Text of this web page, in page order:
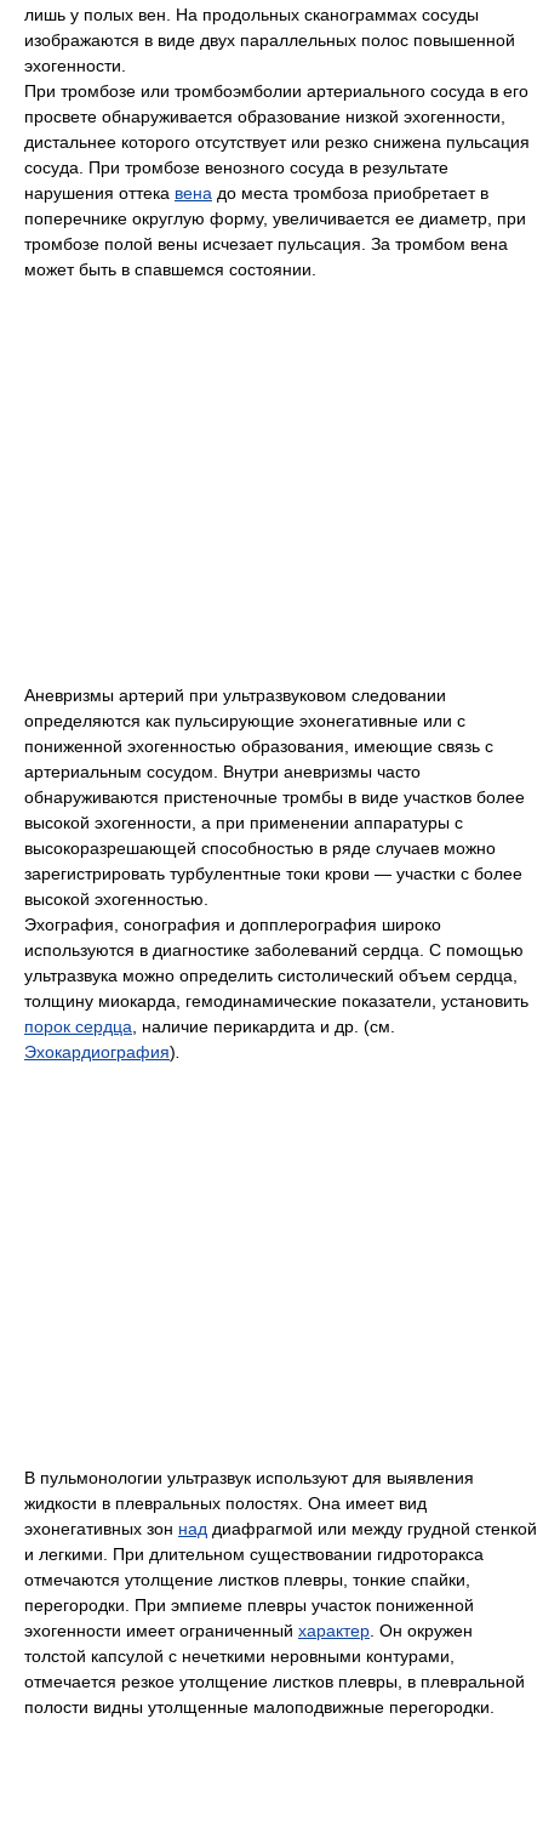
лишь у полых вен. На продольных сканограммах сосуды
изображаются в виде двух параллельных полос повышенной
эхогенности.
При тромбозе или тромбоэмболии артериального сосуда в его
просвете обнаруживается образование низкой эхогенности,
дистальнее которого отсутствует или резко снижена пульсация
сосуда. При тромбозе венозного сосуда в результате
нарушения оттека вена до места тромбоза приобретает в
поперечнике округлую форму, увеличивается ее диаметр, при
тромбозе полой вены исчезает пульсация. За тромбом вена
может быть в спавшемся состоянии.
Аневризмы артерий при ультразвуковом следовании
определяются как пульсирующие эхонегативные или с
пониженной эхогенностью образования, имеющие связь с
артериальным сосудом. Внутри аневризмы часто
обнаруживаются пристеночные тромбы в виде участков более
высокой эхогенности, а при применении аппаратуры с
высокоразрешающей способностью в ряде случаев можно
зарегистрировать турбулентные токи крови — участки с более
высокой эхогенностью.
Эхография, сонография и допплерография широко
используются в диагностике заболеваний сердца. С помощью
ультразвука можно определить систолический объем сердца,
толщину миокарда, гемодинамические показатели, установить
порок сердца , наличие перикардита и др. (см.
Эхокардиография)
В пульмонологии ультразвук используют для выявления
жидкости в плевральных полостях. Она имеет вид
эхонегативных зон над диафрагмой или между грудной стенкой
и легкими. При длительном существовании гидроторакса
отмечаются утолщение листков плевры, тонкие спайки,
перегородки. При эмпиеме плевры участок пониженной
эхогенности имеет ограниченный характер . Он окружен
толстой капсулой с нечеткими неровными контурами,
отмечается резкое утолщение листков плевры, в плевральной
полости видны утолщенные малоподвижные перегородки.